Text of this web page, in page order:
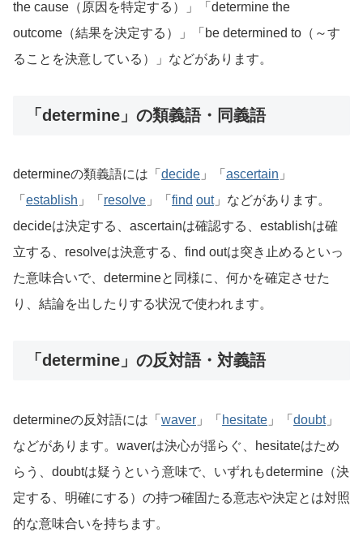
the cause（原因を特定する）」「determine the
outcome（結果を決定する）」「be determined to（～す
ることを決意している）」などがあります。
「determine」の類義語・同義語
determineの類義語には「 decide 」「 ascertain 」
「 establish 」「 resolve 」「 find out」などがあります。
decideは決定する、ascertainは確認する、establishは確
立する、resolveは決意する、find outは突き止めるといっ
た意味合いで、determineと同様に、何かを確定させた
り、結論を出したりする状況で使われます。
「determine」の反対語・対義語
determineの反対語には「 waver 」「 hesitate 」「 doubt」
などがあります。waverは決心が揺らぐ、hesitateはため
らう、doubtは疑うという意味で、いずれもdetermine（決
定する、明確にする）の持つ確固たる意志や決定とは対照
的な意味合いを持ちます。